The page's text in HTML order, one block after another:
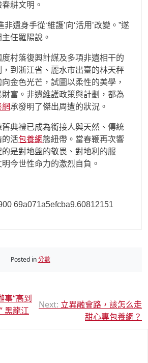
耕文明。
非遺身手從‘維護’向‘活用’改變。”遂
任羅陽說。
村落復興計謀及多項非遺相干的
，到浙江省、麗水市出臺的林天秤
金色光芒，試圖以柔性的美學，
富。非遺維護政策與計劃，都為
承發明了傑出周遭的狀況。
典禮已成為銜接人與天然、傳統
的活包養網態紐帶。當春鞭再次響
的是對地盤的敬畏、對地利的服
今世性命力的激烈自負。
69a071a5efcba9.60812151
Posted in分數
事“高到
黑龍江
Next: 立異融會路，該怎么走
甜心專包養網？